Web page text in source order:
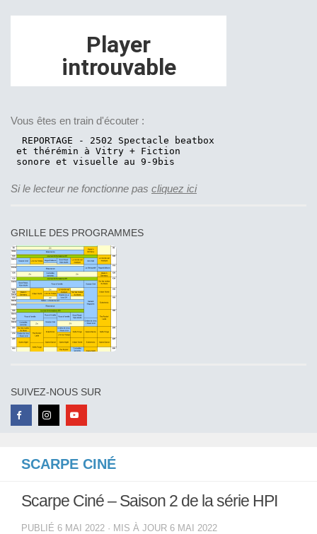
SCARPE CINÉ
Scarpe Ciné – Saison 2 de la série HPI
PUBLIÉ 6 MAI 2022 · MIS À JOUR 6 MAI 2022
Vous êtes en train d'écouter :
Si le lecteur ne fonctionne pas cliquez ici
GRILLE DES PROGRAMMES
SUIVEZ-NOUS SUR